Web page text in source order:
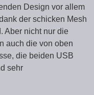
Design vor allem
der schicken Mesh
Aber nicht nur die
auch die von oben
die beiden USB
sehr